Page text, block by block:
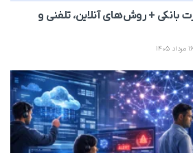
+ روش‌های آنلاین، تلفنی و